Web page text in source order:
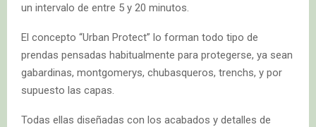
un intervalo de entre 5 y 20 minutos.
El concepto “Urban Protect” lo forman todo tipo de
prendas pensadas habitualmente para protegerse, ya sean
gabardinas, montgomerys, chubasqueros, trenchs, y por
supuesto las capas.
Todas ellas diseñadas con los acabados y detalles de